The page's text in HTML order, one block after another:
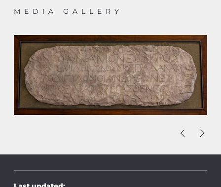
MEDIA GALLERY